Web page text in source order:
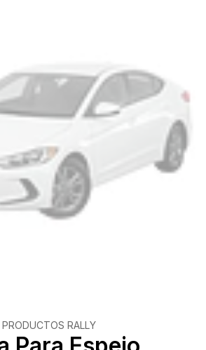
PRODUCTOS RALLY